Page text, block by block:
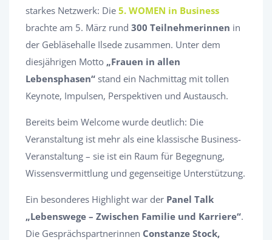
starkes Netzwerk: Die 5. WOMEN in Business
brachte am 5. März rund 300 Teilnehmerinnen in
der Gebläsehalle Ilsede zusammen. Unter dem
diesjährigen Motto „Frauen in allen
Lebensphasen“ stand ein Nachmittag mit tollen
Keynote, Impulsen, Perspektiven und Austausch.
Bereits beim Welcome wurde deutlich: Die
Veranstaltung ist mehr als eine klassische Business-
Veranstaltung – sie ist ein Raum für Begegnung,
Wissensvermittlung und gegenseitige Unterstützung.
Ein besonderes Highlight war der Panel Talk
„Lebenswege – Zwischen Familie und Karriere“.
Die Gesprächspartnerinnen Constanze Stock,